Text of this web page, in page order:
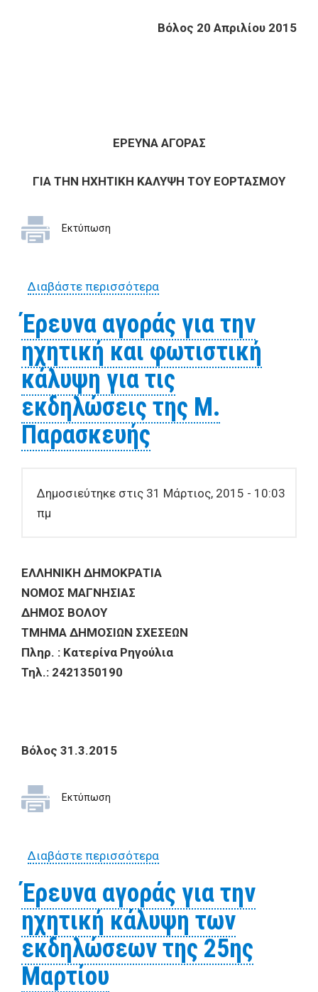
Βόλος 20 Απριλίου 2015
ΕΡΕΥΝΑ ΑΓΟΡΑΣ
ΓΙΑ ΤΗΝ ΗΧΗΤΙΚΗ ΚΑΛΥΨΗ ΤΟΥΕΟΡΤΑΣΜΟΥ
Εκτύπωση
Διαβάστε περισσότεραγια Έρευνα αγοράς για την
εορτασμού του Αγ.Γεωργίου
Ν.Αγχιάλου
Έρευνα αγοράς για την
ηχητική και φωτιστική
κάλυψη για τις
εκδηλώσεις της Μ.
Παρασκευής
Δημοσιεύτηκε στις 31 Μάρτιος, 2015 - 10:03
πμ
ΕΛΛΗΝΙΚΗ ΔΗΜΟΚΡΑΤΙΑ
ΝΟΜΟΣ ΜΑΓΝΗΣΙΑΣ
ΔΗΜΟΣ ΒΟΛΟΥ
ΤΜΗΜΑ ΔΗΜΟΣΙΩΝ ΣΧΕΣΕΩΝ
Πληρ. : Κατερίνα Ρηγούλια
Τηλ.: 2421350190
Βόλος 31.3.2015
Εκτύπωση
Διαβάστε περισσότεραγια Έρευνα αγοράς για την
κάλυψη για τις εκδηλώσεις
της Μ. Παρασκευής
Έρευνα αγοράς για την
ηχητική κάλυψη των
εκδηλώσεων της 25ης
Μαρτίου